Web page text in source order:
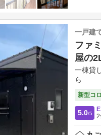
一戸建
ファ
屋の
一棟貸
ら
新型コ
5.0/5
2